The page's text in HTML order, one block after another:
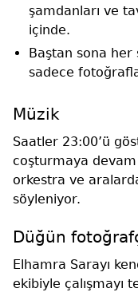
şamdanları ve
içinde.
Baştan sona
sadece
Müzik
Saatler 23:00’ü
coşturmaya
orkestra ve
söyleniyor.
Düğün
Elhamra Sarayı
ekibiyle çalışmayı